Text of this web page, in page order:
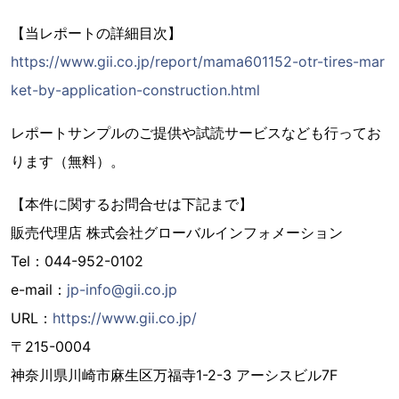
【当レポートの詳細目次】
https://www.gii.co.jp/report/mama601152-otr-tires-mar
ket-by-application-construction.html
レポートサンプルのご提供や試読サービスなども行ってお
ります（無料）。
【本件に関するお問合せは下記まで】
販売代理店 株式会社グローバルインフォメーション
Tel：044-952-0102
e-mail： jp-info@gii.co.jp
URL： https://www.gii.co.jp/
〒215-0004
神奈川県川崎市麻生区万福寺1-2-3 アーシスビル7F